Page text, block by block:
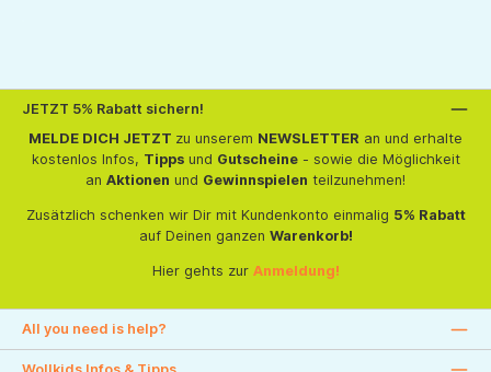
JETZT 5% Rabatt sichern!
MELDE DICH JETZT zu unserem NEWSLETTER an und erhalte
kostenlos Infos, Tippsund Gutscheine- sowie die Möglichkeit
an Aktionen und Gewinnspielen teilzunehmen!
Zusätzlich schenken wir Dir mit Kundenkonto einmalig 5% Rabatt
auf Deinen ganzen Warenkorb!
Hier gehts zur Anmeldung!
All you need is help?